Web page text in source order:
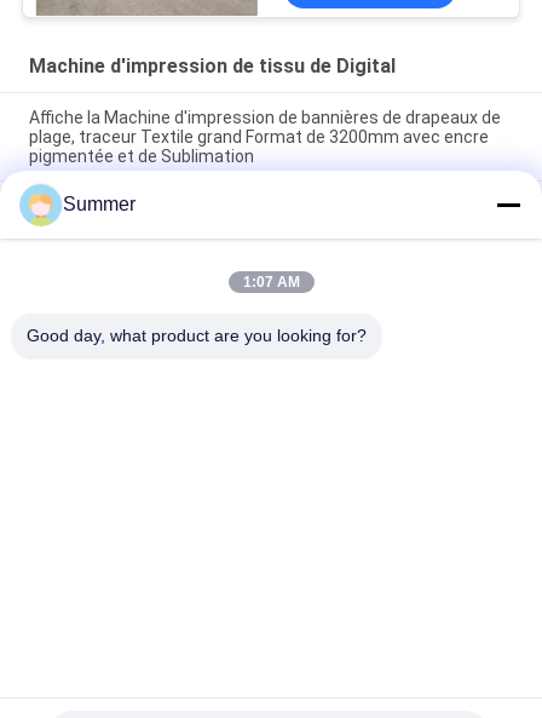
Machine d'impression de tissu de Digital
Affiche la Machine d'impression de bannières de drapeaux de
plage, traceur Textile grand Format de 3200mm avec encre
pigmentée et de Sublimation
Imprimante de tissus Impresora Machine d'impression
numérique textile / tissu à vendre 4 ou 8 couleurs avec encre
pigment & encre de sublimation
Système d'impression textile grand format 4 et 8 couleurs de
Summer
1:07 AM
Good day, what product are you looking for?